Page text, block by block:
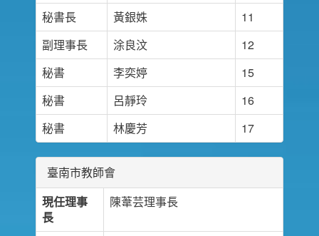
秘書長
黃銀姝
11
副理事長
涂良汶
12
秘書
李奕婷
15
秘書
呂靜玲
16
秘書
林慶芳 17
臺南市教師會
現任理事
長
陳葦芸理事長